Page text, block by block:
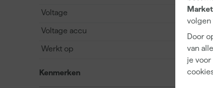
volgen
Door
van
je voor
Voltage
Voltage accu
Werkt op
Kenmerken